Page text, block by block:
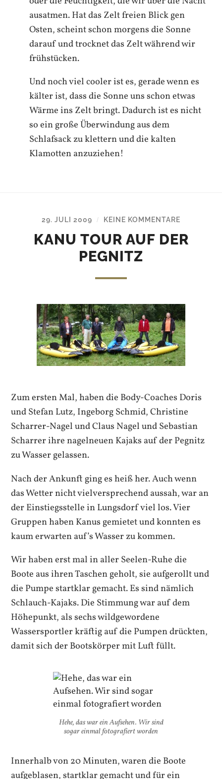
ausatmen. Hat das Zelt freien Blick gen
Osten, scheint schon morgens die Sonne
darauf und trocknet das Zelt während wir
frühstücken.
Und noch viel cooler ist es, gerade wenn es
kälter ist, dass die Sonne uns schon etwas
Wärme ins Zelt bringt. Dadurch ist es nicht
so ein große Überwindung aus dem
Schlafsack zu klettern und die kalten
Klamotten anzuziehen!
29. JULI 2009 / KEINE KOMMENTARE
KANU TOUR AUF DER
PEGNITZ
Zum ersten Mal, haben die Body-Coaches Doris
und Stefan Lutz, Ingeborg Schmid, Christine
Scharrer-Nagel und Claus Nagel und Sebastian
Scharrer ihre nagelneuen Kajaks auf der Pegnitz
zu Wasser gelassen.
Nach der Ankunft ging es heiß her. Auch wenn
das Wetter nicht vielversprechend aussah, war an
der Einstiegsstelle in Lungsdorf viel los. Vier
Gruppen haben Kanus gemietet und konnten es
kaum erwarten auf’s Wasser zu kommen.
Wir haben erst mal in aller Seelen-Ruhe die
Boote aus ihren Taschen geholt, sie aufgerollt und
die Pumpe startklar gemacht. Es sind nämlich
Schlauch-Kajaks. Die Stimmung war auf dem
Höhepunkt, als sechs wildgewordene
Wassersportler kräftig auf die Pumpen drückten,
damit sich der Bootskörper mit Luft füllt.
Hehe, das war ein Aufsehen. Wir sind
sogar einmal fotografiert worden
Innerhalb von 20 Minuten, waren die Boote
aufgeblasen, startklar gemacht und für ein